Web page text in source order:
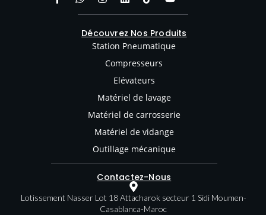
Découvrez Nos Produits
Station Pneumatique
Compresseurs
Elévateurs
Matériel de lavage
Matériel de carrosserie
Matériel de vidange
Outillage mécanique
Contactez-Nous
Lotissement Nasser Lot 18 Attacharok secteur 1 Sidi Moumen-
Casablanca-Maroc